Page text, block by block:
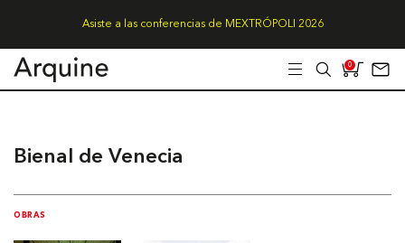
Asiste a las conferencias de MEXTRÓPOLI 2026
0
Bienal de Venecia
OBRAS